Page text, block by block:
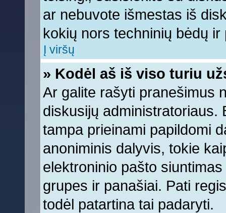
ar nebuvote išmestas iš
kokių nors techninių bėdų
Į viršų
» Kodėl aš iš viso turiu
Ar galite rašyti pranešimus
diskusijų administratoriaus.
tampa prieinami papildomi
anoniminis dalyvis, tokie
elektroninio pašto
grupes ir panašiai. Pati
todėl patartina tai padaryti.